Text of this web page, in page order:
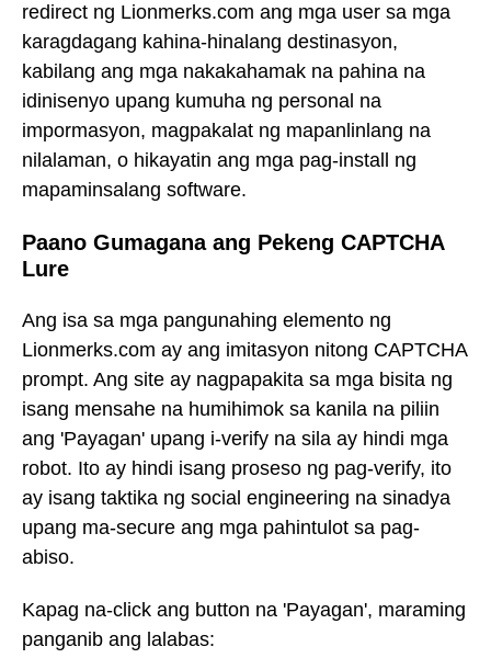
redirect ng Lionmerks.com ang mga user sa mga
karagdagang kahina-hinalang destinasyon,
kabilang ang mga nakakahamak na pahina na
idinisenyo upang kumuha ng personal na
impormasyon, magpakalat ng mapanlinlang na
nilalaman, o hikayatin ang mga pag-install ng
mapaminsalang software.
Paano Gumagana ang Pekeng CAPTCHA
Lure
Ang isa sa mga pangunahing elemento ng
Lionmerks.com ay ang imitasyon nitong CAPTCHA
prompt. Ang site ay nagpapakita sa mga bisita ng
isang mensahe na humihimok sa kanila na piliin
ang 'Payagan' upang i-verify na sila ay hindi mga
robot. Ito ay hindi isang proseso ng pag-verify, ito
ay isang taktika ng social engineering na sinadya
upang ma-secure ang mga pahintulot sa pag-
abiso.
Kapag na-click ang button na 'Payagan', maraming
panganib ang lalabas: